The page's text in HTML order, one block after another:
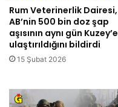
Rum Veterinerlik Dairesi,
AB’nin 500 bin doz şap
aşısının aynı gün Kuzey’e
ulaştırıldığını bildirdi
15 Şubat 2026